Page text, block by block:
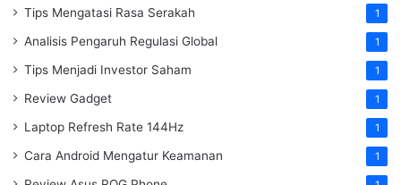
Tips Mengatasi Rasa Serakah 1
Analisis Pengaruh Regulasi Global 1
Tips Menjadi Investor Saham 1
Review Gadget 1
Laptop Refresh Rate 144Hz 1
Cara Android Mengatur Keamanan 1